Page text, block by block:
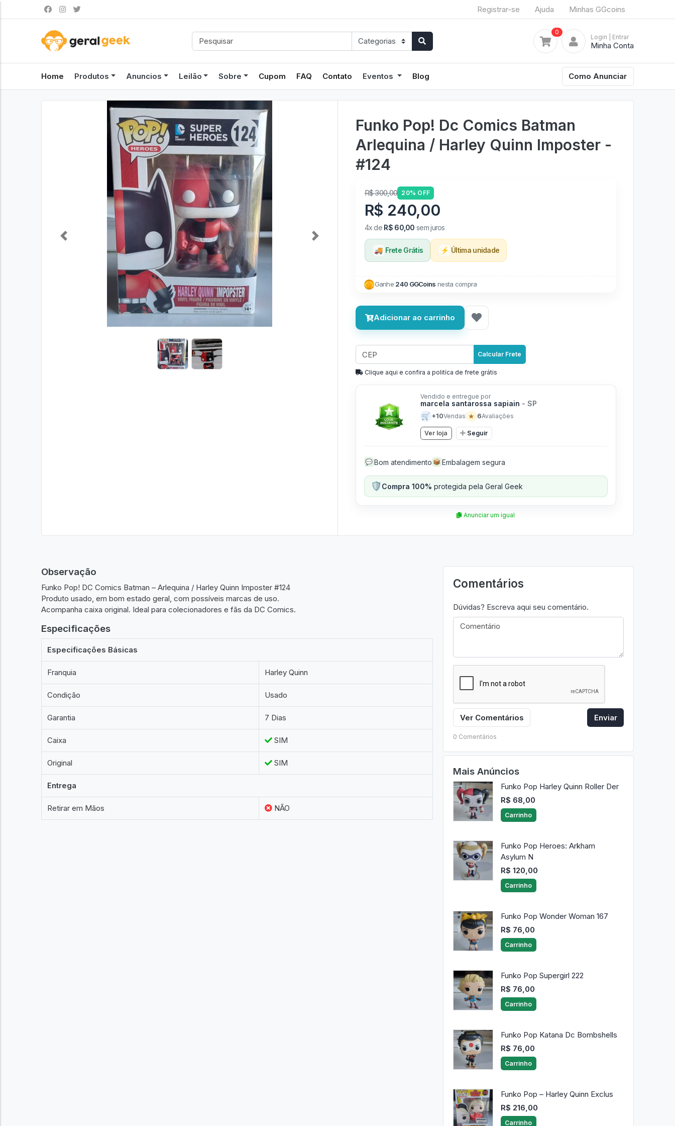
Registrar-se Ajuda Minhas GGcoins
0
Login | Entrar
Minha Conta
Home Produtos Anuncios Leilão Sobre Cupom FAQ Contato Eventos Blog Como Anunciar
Previous Next
Funko Pop! Dc Comics Batman
Arlequina / Harley Quinn Imposter -
#124
R$ 300,00 20% OFF
R$ 240,00
4x de R$ 60,00 sem juros
🚚 Frete Grátis ⚡ Última unidade
Ganhe 240 GGCoins nesta compra
Adicionar ao carrinho
Calcular Frete
Clique aqui e confira a politíca de frete grátis
Vendido e entregue por
marcela santarossa sapiain - SP
🛒 +10Vendas ★ 6Avaliações
Ver loja Seguir
💬 Bom atendimento 📦 Embalagem segura
🛡️Compra 100% protegida pela Geral Geek
Anunciar um igual
Observação
Funko Pop! DC Comics Batman – Arlequina / Harley Quinn Imposter #124
Produto usado, em bom estado geral, com possíveis marcas de uso.
Acompanha caixa original. Ideal para colecionadores e fãs da DC Comics.
Especificações
Especificações Básicas
Franquia Harley Quinn
Condição Usado
Garantia 7 Dias
Caixa SIM
Original SIM
Entrega
Retirar em Mãos NÃO
Comentários
Dúvidas? Escreva aqui seu comentário.
Ver Comentários Enviar
0 Comentários
Mais Anúncios
Funko Pop Harley Quinn Roller Der
R$ 68,00
Carrinho
Funko Pop Heroes: Arkham
Asylum N
R$ 120,00
Carrinho
Funko Pop Wonder Woman 167
R$ 76,00
Carrinho
Funko Pop Supergirl 222
R$ 76,00
Carrinho
Funko Pop Katana Dc Bombshells
R$ 76,00
Carrinho
Funko Pop – Harley Quinn Exclus
R$ 216,00
Carrinho